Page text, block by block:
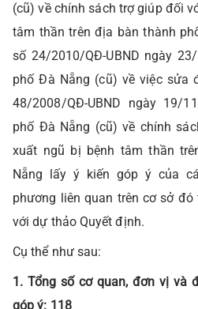
(cũ) về chính sách trợ giúp đối
tâm thần trên địa bàn thành
số 24/2010/QĐ-UBND ngày
phố Đà Nẵng (cũ) về việc sửa
48/2008/QĐ-UBND ngày 19/
phố Đà Nẵng (cũ) về chính
xuất ngũ bị bệnh tâm thần
Nẵng lấy ý kiến góp ý của
phương liên quan trên cơ sở
với dự thảo Quyết định.
Cụ thể như sau:
1. Tổng số cơ quan, đơn vị và
góp ý: 118